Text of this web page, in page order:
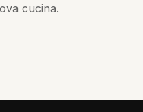
cucina.